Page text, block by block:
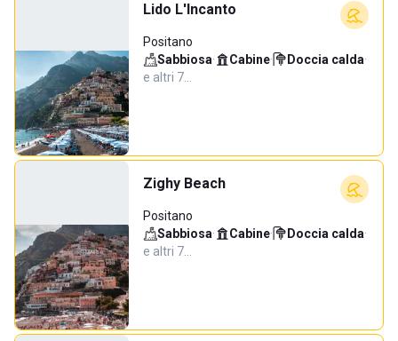
Lido L'Incanto
Positano
Sabbiosa· Cabine· Doccia calda·
e altri 7…
Zighy Beach
Positano
Sabbiosa· Cabine· Doccia calda·
e altri 7…